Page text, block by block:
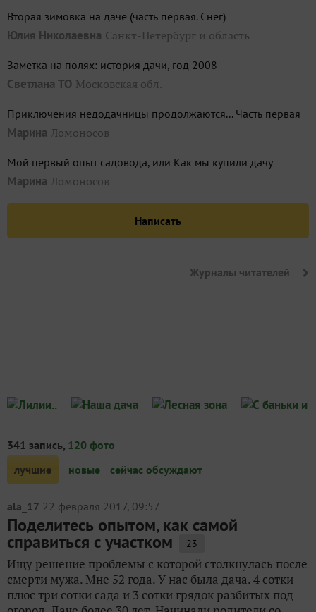
Вторая зимовка на даче (часть первая. Снег)
Юлия Николаевна Санкт-Петербург и область
Заметка на полях: история дачи, год 2008
Светлана ТО Московская обл.
Приключения недодачницы продолжаются... Часть первая
Марина Ломоносов
Мой первый опыт садовода, или Как мы купили дачу
Марина Ломоносов
Написать
Журналы читателей
341 запись, 120 фото
лучшие
новые сейчас обсуждают
ala_17 22 февраля 2017, 09:57
Поделитесь опытом, как самой
справиться с участком 23
Ищу решение проблемы с которой столкнулась после
смерти мужа. Мне 52 года. У нас была дача. 4 сотки
плюс три сотки сада и 3 сотки грядок разбитых под